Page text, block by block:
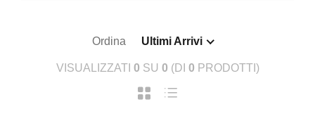
Ordina Ultimi Arrivi
VISUALIZZATI 0 SU 0 (DI 0 PRODOTTI)